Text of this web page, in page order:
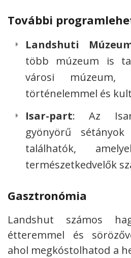
További
Landshuti
több múzeum is
városi
történelemmel és
Isar-part: Az
gyönyörű
találhatók,
természetkedvelők
Gasztronómia
Landshut számos
étteremmel és
ahol megkóstolhatod a